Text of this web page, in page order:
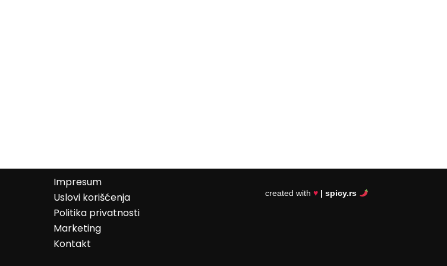
Impresum
Uslovi korišćenja
Politika privatnosti
Marketing
Kontakt
created with ♥ | spicy.rs